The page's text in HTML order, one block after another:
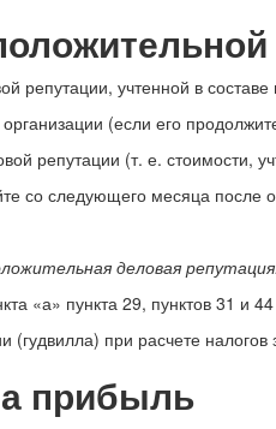
репутации, учтенной в
(если его
репутации (т. е. стоимости,
со следующего месяца после
деловая
«а» пункта 29, пунктов 31 и
(гудвилла) при расчете
прибыль